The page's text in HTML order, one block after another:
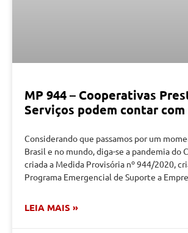
MP 944 – Cooperativas
Serviços podem contar
Considerando que passamos por um
Brasil e no mundo, diga-se a pandemia do
criada a Medida Provisória nº 944/2020,
Programa Emergencial de Suporte a
LEIA MAIS »